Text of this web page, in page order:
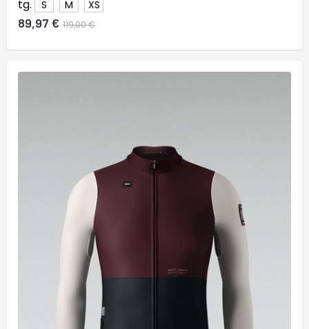
tg. S M XS
89,97 € 119,00 €